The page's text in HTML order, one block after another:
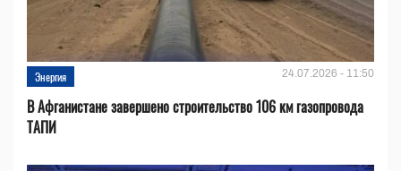
Энергия 24.07.2026 - 11:50
В Афганистане завершено строительство 106 км газопровода
ТАПИ